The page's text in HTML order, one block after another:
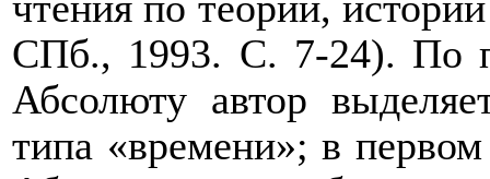
СПб., 1993. С. 7-24). По
Абсолюту автор
типа «времени»; в первом